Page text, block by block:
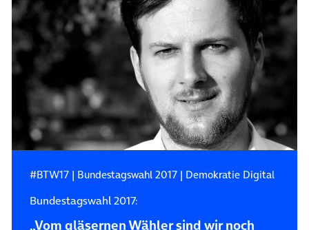
#BTW17| Bundestagswahl 2017| Demokratie Digital
Bundestagswahl 2017:
„Vom gläsernen Wähler sind wir noch